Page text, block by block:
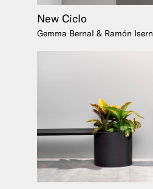
New Ciclo
Gemma Bernal & Ramón Isern